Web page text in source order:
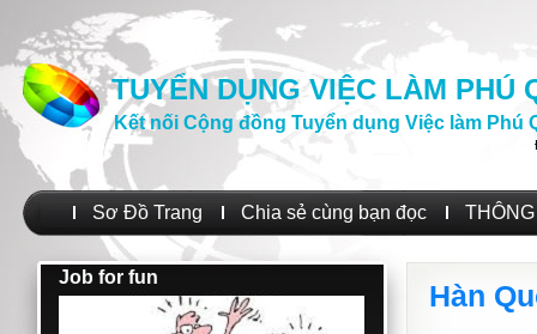
TUYỂN DỤNG VIỆC LÀM PHÚ
Kết nối Cộng đồng Tuyển dụng Việc làm Phú
Sơ Đồ Trang Chia sẻ cùng bạn đọc
Job for fun
Hàn